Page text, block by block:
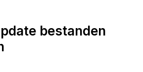
bestanden